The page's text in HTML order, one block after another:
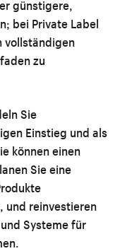
günstigere,
bei Private Label
vollständigen
zu
Sie
Einstieg und als
können einen
Sie eine
und reinvestieren
Systeme für